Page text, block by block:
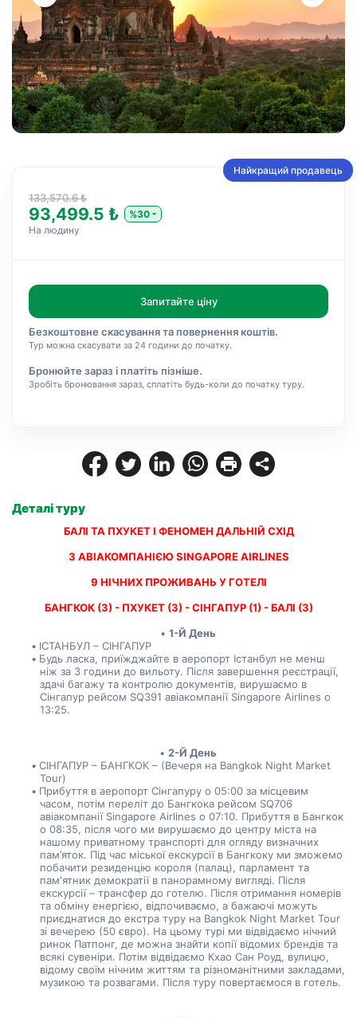
Деталі туру
БАЛІ ТА ПХУКЕТ І ФЕНОМЕН ДАЛЬНІЙ СХІД
З АВІАКОМПАНІЄЮ SINGAPORE AIRLINES
9 НІЧНИХ ПРОЖИВАНЬ У ГОТЕЛІ
БАНГКОК (3) - ПХУКЕТ (3) - СІНГАПУР (1) - БАЛІ (3)
1-Й День
ІСТАНБУЛ – СІНГАПУР
Будь ласка, приїжджайте в аеропорт Істанбул не менш
ніж за 3 години до вильоту. Після завершення реєстрації,
здачі багажу та контролю документів, вирушаємо в
Сінгапур рейсом SQ391 авіакомпанії Singapore Airlines о
13:25.
2-Й День
СІНГАПУР – БАНГКОК – (Вечеря на Bangkok Night Market
Tour)
Прибуття в аеропорт Сінгапуру о 05:00 за місцевим
часом, потім переліт до Бангкока рейсом SQ706
авіакомпанії Singapore Airlines о 07:10. Прибуття в Бангкок
о 08:35, після чого ми вирушаємо до центру міста на
нашому приватному транспорті для огляду визначних
пам’яток. Під час міської екскурсії в Бангкоку ми зможемо
побачити резиденцію короля (палац), парламент та
пам'ятник демократії в панорамному вигляді. Після
екскурсії – трансфер до готелю. Після отримання номерів
та обміну енергією, відпочиваємо, а бажаючі можуть
приєднатися до екстра туру на Bangkok Night Market Tour
зі вечерею (50 євро). На цьому турі ми відвідаємо нічний
ринок Патпонг, де можна знайти копії відомих брендів та
всякі сувеніри. Потім відвідаємо Кхао Сан Роуд, вулицю,
відому своїм нічним життям та різноманітними закладами,
музикою та розвагами. Після туру повертаємося в готель.
Найкращий продавець
133,570.6 ₺
93,499.5 ₺
%30
На людину
Запитайте ціну
Безкоштовне скасування та повернення коштів.
Тур можна скасувати за 24 години до початку.
Бронюйте зараз і платіть пізніше.
Зробіть бронювання зараз, сплатіть будь-коли до початку туру.